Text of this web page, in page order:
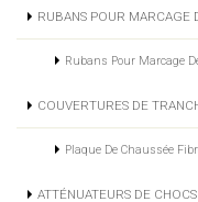
RUBANS POUR MARCAGE
Rubans Pour Marcage
COUVERTURES DE
Plaque De Chaussée
ATTÉNUATEURS DE